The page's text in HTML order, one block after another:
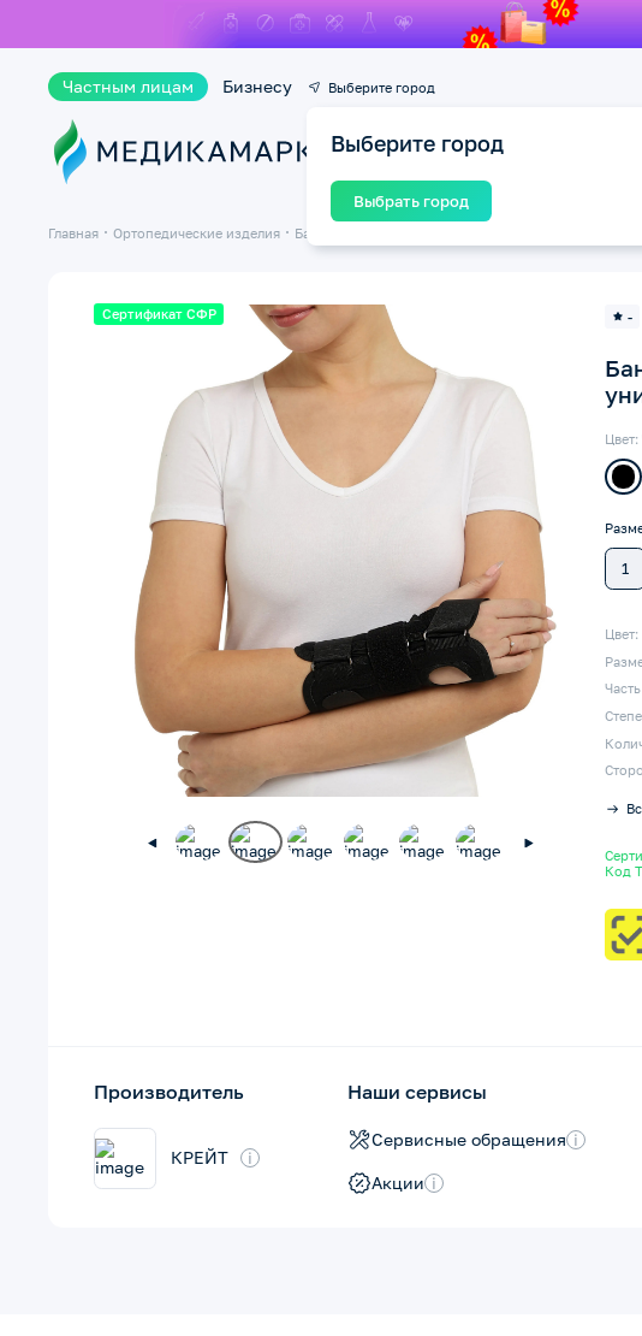
Частным лицам Бизнесу Выберите город
Выберите город
Выбрать город
Каталог
Главная Ортопедические изделия Бандажи и ортезы на суставы
Сертификат СФР -
Цвет:
1
Цвет:
Код
Производитель
КРЕЙТ i
Наши сервисы
Сервисные обращения i
Акции i